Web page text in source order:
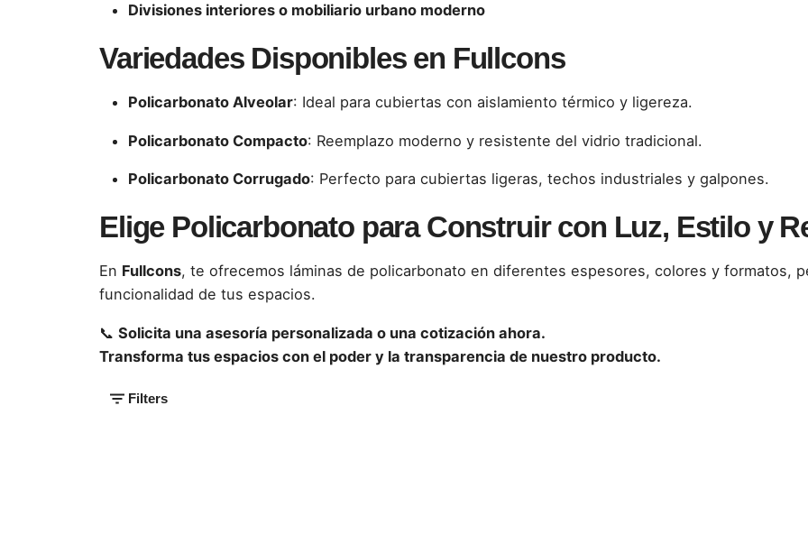
Divisiones interiores o mobiliario urbano moderno
Variedades Disponibles en Fullcons
Policarbonato Alveolar: Ideal para cubiertas con aislamiento térmico y ligereza.
Policarbonato Compacto: Reemplazo moderno y resistente del vidrio tradicional.
Policarbonato Corrugado: Perfecto para cubiertas ligeras, techos industriales y galpones.
Elige Policarbonato para Construir con Luz, Estilo y
En Fullcons, te ofrecemos láminas de policarbonato en diferentes espesores, colores y formatos,
funcionalidad de tus espacios.
📞Solicita una asesoría personalizada o una cotización ahora.
Transforma tus espacios con el poder y la transparencia de nuestro producto.
Filters